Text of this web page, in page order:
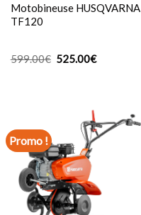
Motobineuse HUSQVARNA
TF120
599.00€ Le
prix
525.00€Le
prix
Promo !